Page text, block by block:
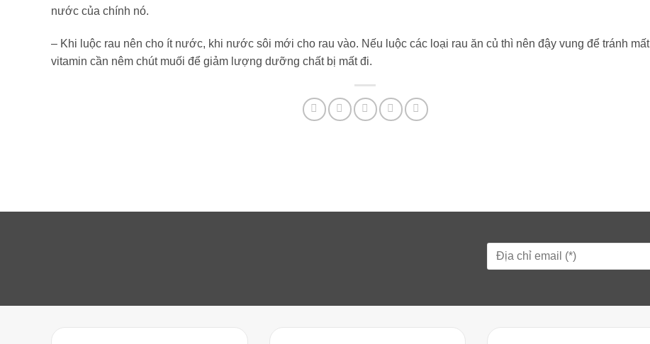
nước của chính nó.
– Khi luộc rau nên cho ít nước, khi nước sôi mới cho rau vào. Nếu luộc các loại rau ăn củ thì nên đậy vung để tránh mất
vitamin cần nêm chút muối để giảm lượng dưỡng chất bị mất đi.